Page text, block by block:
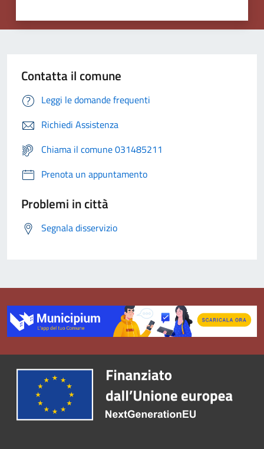
Contatta il comune
Leggi le domande frequenti
Richiedi Assistenza
Chiama il comune 031485211
Prenota un appuntamento
Problemi in città
Segnala disservizio